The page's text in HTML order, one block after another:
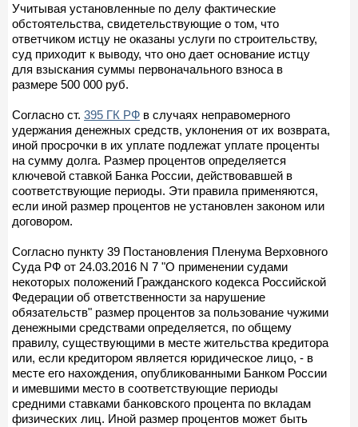
Учитывая установленные по делу фактические
обстоятельства, свидетельствующие о том, что
ответчиком истцу не оказаны услуги по строительству,
суд приходит к выводу, что оно дает основание истцу
для взыскания суммы первоначального взноса в
размере 500 000 руб.
Согласно ст. 395 ГК РФ в случаях неправомерного
удержания денежных средств, уклонения от их возврата,
иной просрочки в их уплате подлежат уплате проценты
на сумму долга. Размер процентов определяется
ключевой ставкой Банка России, действовавшей в
соответствующие периоды. Эти правила применяются,
если иной размер процентов не установлен законом или
договором.
Согласно пункту 39 Постановления Пленума Верховного
Суда РФ от 24.03.2016 N 7 "О применении судами
некоторых положений Гражданского кодекса Российской
Федерации об ответственности за нарушение
обязательств" размер процентов за пользование чужими
денежными средствами определяется, по общему
правилу, существующими в месте жительства кредитора
или, если кредитором является юридическое лицо, - в
месте его нахождения, опубликованными Банком России
и имевшими место в соответствующие периоды
средними ставками банковского процента по вкладам
физических лиц. Иной размер процентов может быть